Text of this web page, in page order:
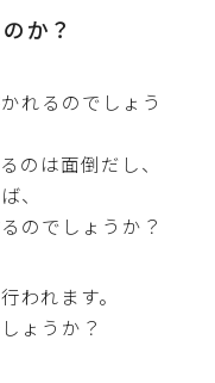
か？
れるのでしょう
のは面倒だし、
、
のでしょうか？
われます。
ょうか？